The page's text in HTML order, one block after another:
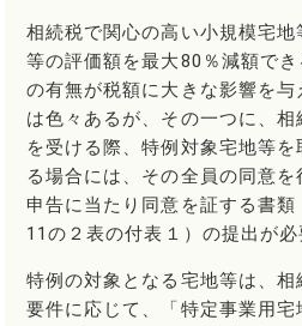
相続税で関心の高い小規模宅
等の評価額を最大80％減額で
の有無が税額に大きな影響を
は色々あるが、その一つに、
を受ける際、特例対象宅地等
る場合には、その全員の同意
申告に当たり同意を証する書類
11の２表の付表１）の提出が必
特例の対象となる宅地等は、
要件に応じて、「特定事業用宅